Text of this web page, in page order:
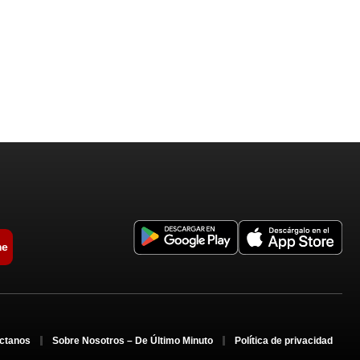
Sobre Nosotros – De Último Minuto Política de privacidad